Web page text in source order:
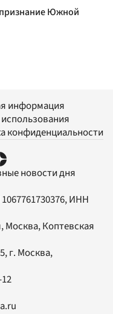
Южной
информация
конфиденциальности
новости дня
ИНН
Москва, Коптевская
, г. Москва,